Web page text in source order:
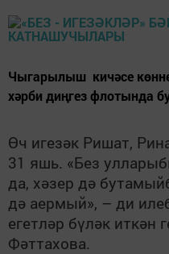
Чыгарылыш кичәсе
хәрби диңгез флотында
Өч игезәк Ришат,
31 яшь. «Без
да, хәзер дә
дә аермый», – ди
егетләр бүләк иткән
Фәттахова.